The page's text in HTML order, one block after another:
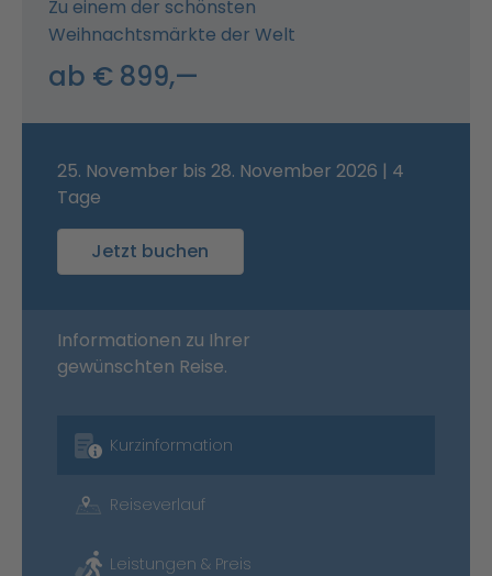
Zu einem der schönsten
Weihnachtsmärkte der Welt
ab € 899,—
25. November bis 28. November 2026 | 4
Tage
Jetzt buchen
Informationen zu Ihrer
gewünschten Reise.
Kurzinformation
Reiseverlauf
Leistungen & Preis